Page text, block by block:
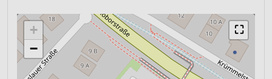
⛶
+
−